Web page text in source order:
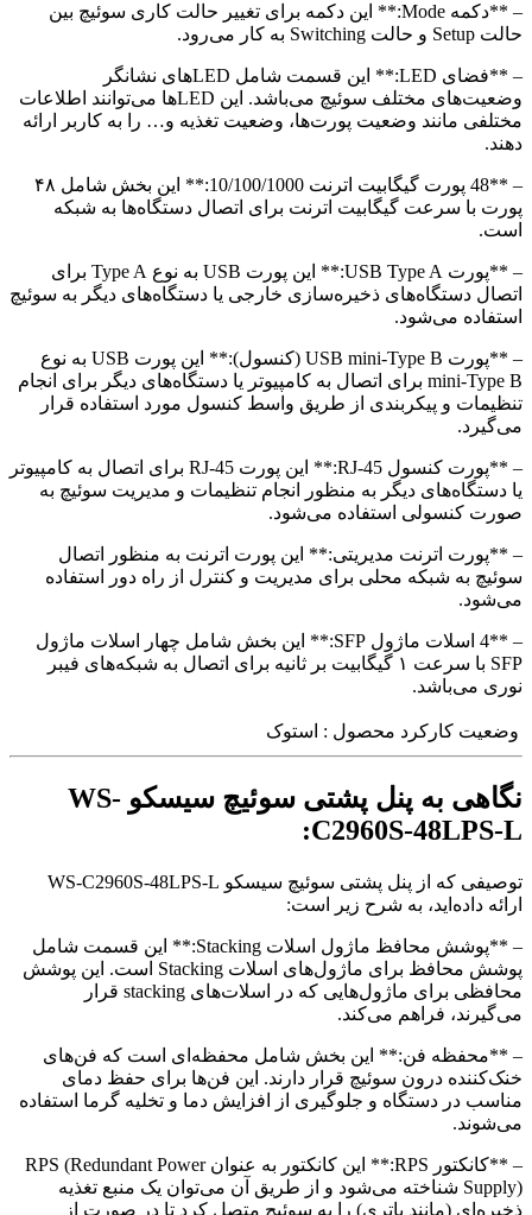
– **دکمه Mode:** این دکمه برای تغییر حالت کاری سوئیچ بین
حالت Setup و حالت Switching به کار می‌رود.
– **فضای LED:** این قسمت شامل LED‌های نشانگر
وضعیت‌های مختلف سوئیچ می‌باشد. این LED‌ها می‌توانند اطلاعات
مختلفی مانند وضعیت پورت‌ها، وضعیت تغذیه و… را به کاربر ارائه
دهند.
– **48 پورت گیگابیت اترنت 10/100/1000:** این بخش شامل ۴۸
پورت با سرعت گیگابیت اترنت برای اتصال دستگاه‌ها به شبکه
است.
– **پورت USB Type A:** این پورت USB به نوع Type A برای
اتصال دستگاه‌های ذخیره‌سازی خارجی یا دستگاه‌های دیگر به سوئیچ
استفاده می‌شود.
– **پورت USB mini-Type B (کنسول):** این پورت USB به نوع
mini-Type B برای اتصال به کامپیوتر یا دستگاه‌های دیگر برای انجام
تنظیمات و پیکربندی از طریق واسط کنسول مورد استفاده قرار
می‌گیرد.
– **پورت کنسول RJ-45:** این پورت RJ-45 برای اتصال به کامپیوتر
یا دستگاه‌های دیگر به منظور انجام تنظیمات و مدیریت سوئیچ به
صورت کنسولی استفاده می‌شود.
– **پورت اترنت مدیریتی:** این پورت اترنت به منظور اتصال
سوئیچ به شبکه محلی برای مدیریت و کنترل از راه دور استفاده
می‌شود.
– **4 اسلات ماژول SFP:** این بخش شامل چهار اسلات ماژول
SFP با سرعت ۱ گیگابیت بر ثانیه برای اتصال به شبکه‌های فیبر
نوری می‌باشد.
وضعیت کارکرد محصول : استوک
نگاهی به پنل پشتی سوئیچ سیسکو WS-
C2960S-48LPS-L:
توصیفی که از پنل پشتی سوئیچ سیسکو WS-C2960S-48LPS-L
ارائه داده‌اید، به شرح زیر است:
– **پوشش محافظ ماژول اسلات Stacking:** این قسمت شامل
پوشش محافظ برای ماژول‌های اسلات Stacking است. این پوشش
محافظی برای ماژول‌هایی که در اسلات‌های stacking قرار
می‌گیرند، فراهم می‌کند.
– **محفظه فن:** این بخش شامل محفظه‌ای است که فن‌های
خنک‌کننده درون سوئیچ قرار دارند. این فن‌ها برای حفظ دمای
مناسب در دستگاه و جلوگیری از افزایش دما و تخلیه گرما استفاده
می‌شوند.
– **کانکتور RPS:** این کانکتور به عنوان RPS (Redundant Power
Supply) شناخته می‌شود و از طریق آن می‌توان یک منبع تغذیه
ذخیره‌ای (مانند باتری) را به سوئیچ متصل کرد تا در صورت از